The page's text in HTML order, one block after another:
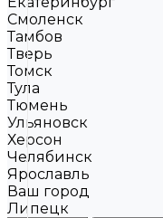
Смоленск
Тамбов
Тверь
Томск
Тула
Тюмень
Ульяновск
Херсон
Челябинск
Ярославль
Ваш город
Липецк